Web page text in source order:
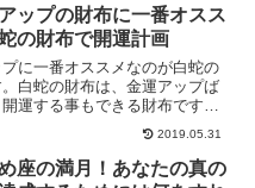
アップの財布に一番オスス
の財布で開運計画
に一番オススメなのが白蛇の
白蛇の財布は、金運アップば
運する事もできる財布です。
布が金運アップに良い理由、気
できるオススメの財布をご紹介
2019.05.31
座の満月！あなたの真の